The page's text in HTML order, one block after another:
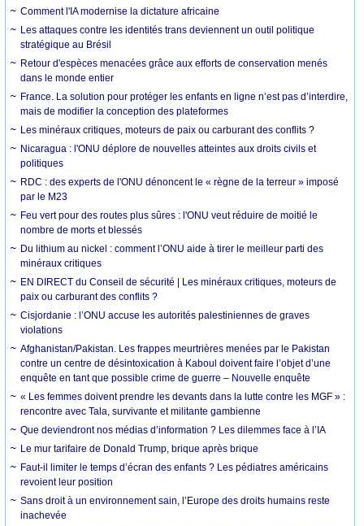
Comment l'IA modernise la dictature africaine
Les attaques contre les identités trans deviennent un outil politique
stratégique au Brésil
Retour d'espèces menacées grâce aux efforts de conservation menés
dans le monde entier
France. La solution pour protéger les enfants en ligne n’est pas d’interdire,
mais de modifier la conception des plateformes
Les minéraux critiques, moteurs de paix ou carburant des conflits ?
Nicaragua : l'ONU déplore de nouvelles atteintes aux droits civils et
politiques
RDC : des experts de l'ONU dénoncent le « règne de la terreur » imposé
par le M23
Feu vert pour des routes plus sûres : l'ONU veut réduire de moitié le
nombre de morts et blessés
Du lithium au nickel : comment l’ONU aide à tirer le meilleur parti des
minéraux critiques
EN DIRECT du Conseil de sécurité | Les minéraux critiques, moteurs de
paix ou carburant des conflits ?
Cisjordanie : l’ONU accuse les autorités palestiniennes de graves
violations
Afghanistan/Pakistan. Les frappes meurtrières menées par le Pakistan
contre un centre de désintoxication à Kaboul doivent faire l’objet d’une
enquête en tant que possible crime de guerre – Nouvelle enquête
« Les femmes doivent prendre les devants dans la lutte contre les MGF » :
rencontre avec Tala, survivante et militante gambienne
Que deviendront nos médias d’information ? Les dilemmes face à l’IA
Le mur tarifaire de Donald Trump, brique après brique
Faut-il limiter le temps d’écran des enfants ? Les pédiatres américains
revoient leur position
Sans droit à un environnement sain, l’Europe des droits humains reste
inachevée